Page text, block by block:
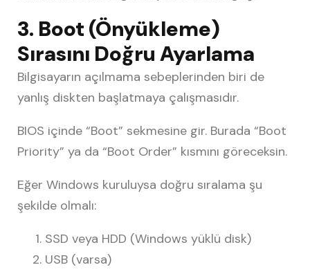
3. Boot (Önyükleme)
Sırasını Doğru Ayarlama
Bilgisayarın açılmama sebeplerinden biri de
yanlış diskten başlatmaya çalışmasıdır.
BIOS içinde “Boot” sekmesine gir. Burada “Boot
Priority” ya da “Boot Order” kısmını göreceksin.
Eğer Windows kuruluysa doğru sıralama şu
şekilde olmalı:
SSD veya HDD (Windows yüklü disk)
USB (varsa)